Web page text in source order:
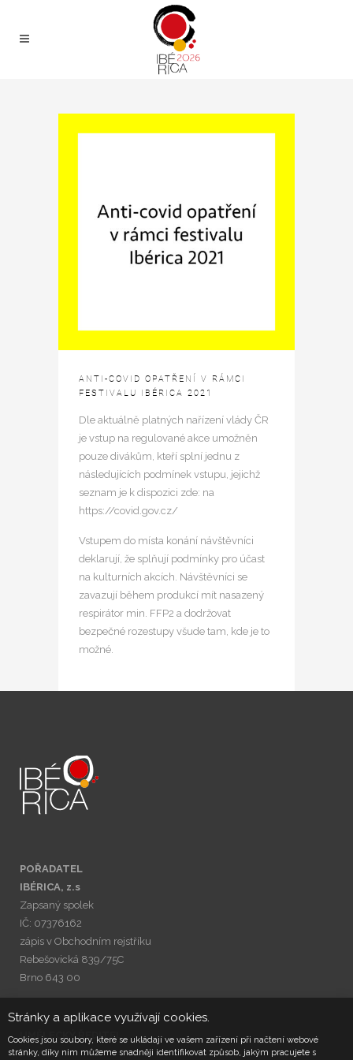
ANTI-COVID OPATŘENÍ V RÁMCI
FESTIVALU IBÉRICA 2021
Dle aktuálně platných nařízení vlády ČR
je vstup na regulované akce umožněn
pouze divákům, kteří splní jednu z
následujících podmínek vstupu, jejichž
seznam je k dispozici zde: na
https://covid.gov.cz/
Vstupem do místa konání návštěvníci
deklarují, že splňují podmínky pro účast
na kulturních akcích. Návštěvníci se
zavazují během produkcí mít nasazený
respirátor min. FFP2 a dodržovat
bezpečné rozestupy všude tam, kde je to
možné.
POŘADATEL
IBÉRICA, z.s
Zapsaný spolek
IČ: 07376162
zápis v Obchodním rejstříku
Rebešovická 839/75C
Brno 643 00
UMĚLECKÝ ŘEDITEL
Petr Vít
Stránky a aplikace využívají cookies.
Cookies jsou soubory, které se ukládají ve vašem zařízení při načtení webové
stránky, díky nim můžeme snadněji identifikovat způsob, jakým pracujete s